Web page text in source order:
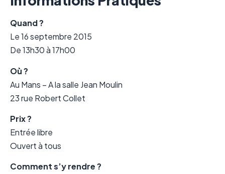
Quand ?
Le 16 septembre 2015
De 13h30 à 17h00
Où ?
Au Mans – A la salle Jean Moulin
23 rue Robert Collet
Prix ?
Entrée libre
Ouvert à tous
Comment s’y rendre ?